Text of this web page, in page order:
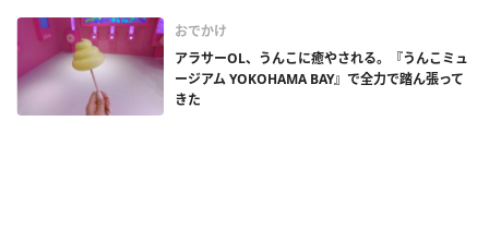
おでかけ
アラサーOL、うんこに癒やされる。『うんこミュ
ージアム YOKOHAMA BAY』で全力で踏ん張って
きた